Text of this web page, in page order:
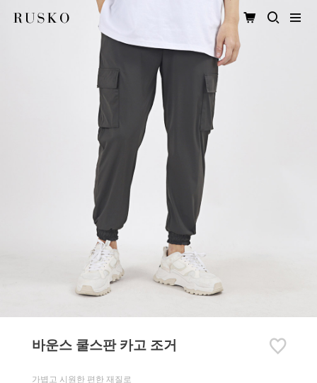
바운스 쿨스판 카고 조거
가볍고 시원한 편한 재질로